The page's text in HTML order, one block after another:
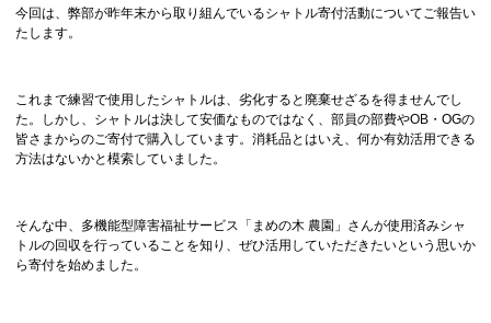
今回は、弊部が昨年末から取り組んでいるシャトル寄付活動についてご報告い
たします。
これまで練習で使用したシャトルは、劣化すると廃棄せざるを得ませんでし
た。しかし、シャトルは決して安価なものではなく、部員の部費やOB・OGの
皆さまからのご寄付で購入しています。消耗品とはいえ、何か有効活用できる
方法はないかと模索していました。
そんな中、多機能型障害福祉サービス「まめの木 農園」さんが使用済みシャ
トルの回収を行っていることを知り、ぜひ活用していただきたいという思いか
ら寄付を始めました。